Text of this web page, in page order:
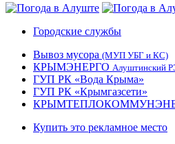
Городские службы
Вывоз мусора (МУП УБГ и КС)
КРЫМЭНЕРГО Алуштинский
ГУП РК «Вода Крыма»
ГУП РК «Крымгазсети»
Купить это рекламное место